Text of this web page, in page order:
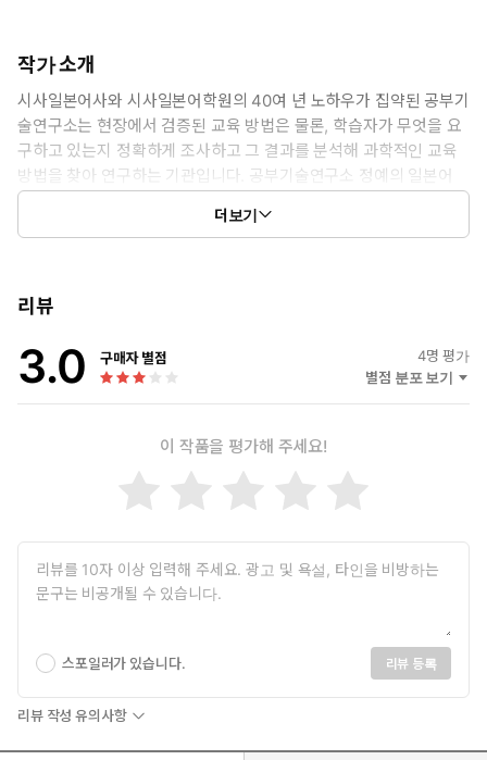
작가 소개
시사일본어사와 시사일본어학원의 40여 년 노하우가 집약된 공부기
술연구소는 현장에서 검증된 교육 방법은 물론, 학습자가 무엇을 요
구하고 있는지 정확하게 조사하고 그 결과를 분석해 과학적인 교육
방법을 찾아 연구하는 기관입니다. 공부기술연구소 정예의 일본어
전문가들은 새로운 발상과 연구, 국내외의 네트워크 활용 등을 통해
일본어 학습의 신모델을 꾸준히 제시하고 있습니다.
더보기
리뷰
3.0 구매자 별점 4명 평가
별점 분포 보기
이 작품을 평가해 주세요!
스포일러가 있습니다. 리뷰 등록
리뷰 작성 유의사항